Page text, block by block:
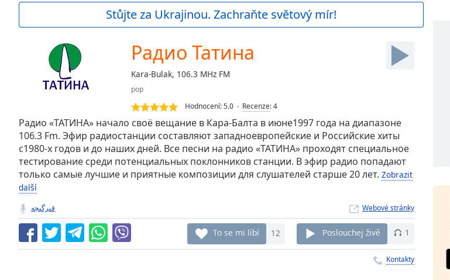
Current
Seek to
currently
behind
Remaining
Time-
Playback
Rate
Stůjte za Ukrajinou. Zachraňte světový mír!
Радио Татина
Kara-Bulak, 106.3 MHz FM
pop
Hodnocení:5.0 Recenze:4
Радио «ТАТИНА» начало своё вещание в Кара-Балта в июне1997 года на диапазоне
106.3 Fm. Эфир радиостанции составляют западноевропейские и Российские хиты
с1980-х годов и до наших дней. Все песни на радио «ТАТИНА» проходят специальное
тестирование среди потенциальных поклонников станции. В эфир радио попадают
только самые лучшие и приятные композиции для слушателей старше 20 лет. Zobrazit
další
قىرگىچه Webové stránky
To se mi líbí 12 Poslouchej živě 1
Kontakty